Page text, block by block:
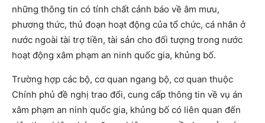
những thông tin có tính chất cảnh báo về âm mưu,
phương thức, thủ đoạn hoạt động của tổ chức, cá nhân ở
nước ngoài tài trợ tiền, tài sản cho đối tượng trong nước
hoạt động xâm phạm an ninh quốc gia, khủng bố.
Trường hợp các bộ, cơ quan ngang bộ, cơ quan thuộc
Chính phủ đề nghị trao đổi, cung cấp thông tin về vụ án
xâm phạm an ninh quốc gia, khủng bố có liên quan đến